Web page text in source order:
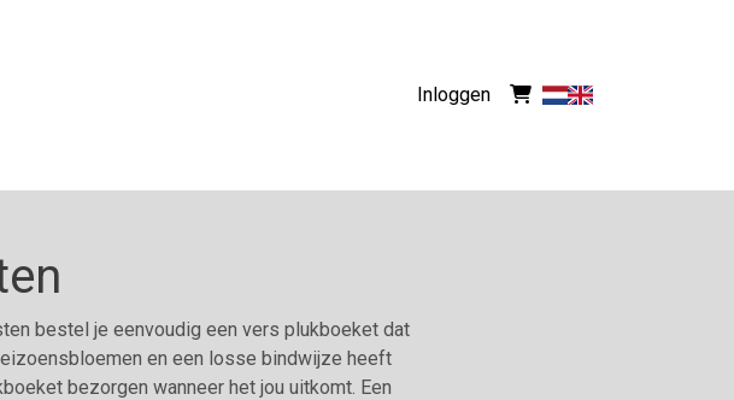
Inloggen
bestel je eenvoudig een vers plukboeket dat
en een losse bindwijze heeft
bezorgen wanneer het jou uitkomt. Een